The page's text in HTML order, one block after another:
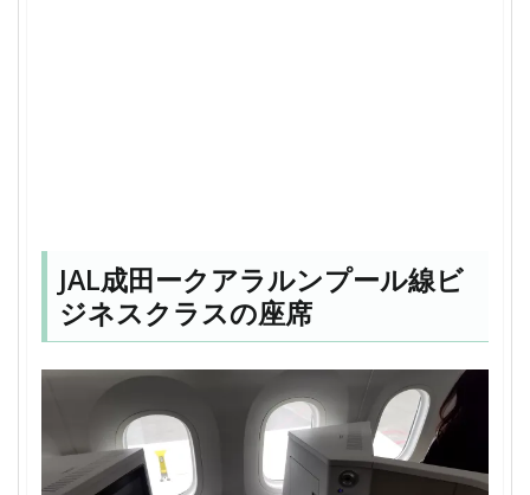
JAL成田ークアラルンプール線ビ
ジネスクラスの座席